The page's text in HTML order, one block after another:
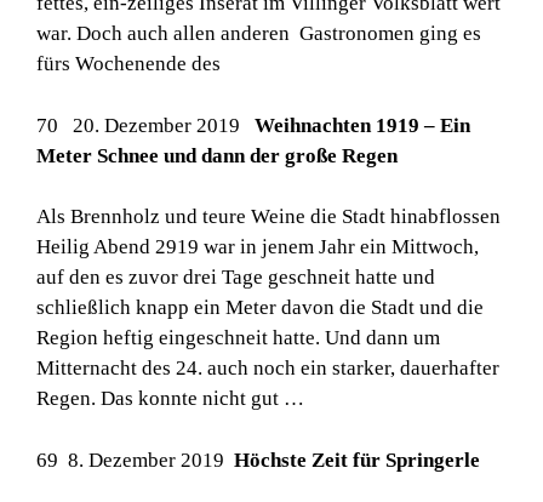
war. Doch auch allen anderen Gastronomen ging es
fürs Wochenende des
70 20. Dezember 2019 Weihnachten 1919 – Ein
Meter Schnee und dann der große Regen
Als Brennholz und teure Weine die Stadt hinabflossen
Heilig Abend 2919 war in jenem Jahr ein Mittwoch,
auf den es zuvor drei Tage geschneit hatte und
schließlich knapp ein Meter davon die Stadt und die
Region heftig eingeschneit hatte. Und dann um
Mitternacht des 24. auch noch ein starker, dauerhafter
Regen. Das konnte nicht gut …
69 8. Dezember 2019 Höchste Zeit für Springerle